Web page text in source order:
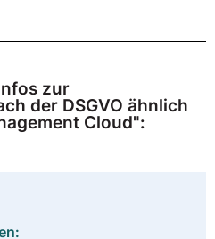
zur
der DSGVO ähnlich
Cloud":